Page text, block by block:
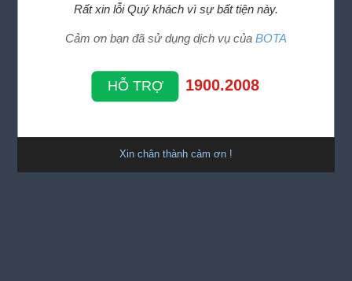
Rất xin lỗi Quý khách vì sự bất tiện này.
Cảm ơn bạn đã sử dụng dịch vụ của BOTA
HỖ TRỢ 1900.2008
Xin chân thành cảm ơn !